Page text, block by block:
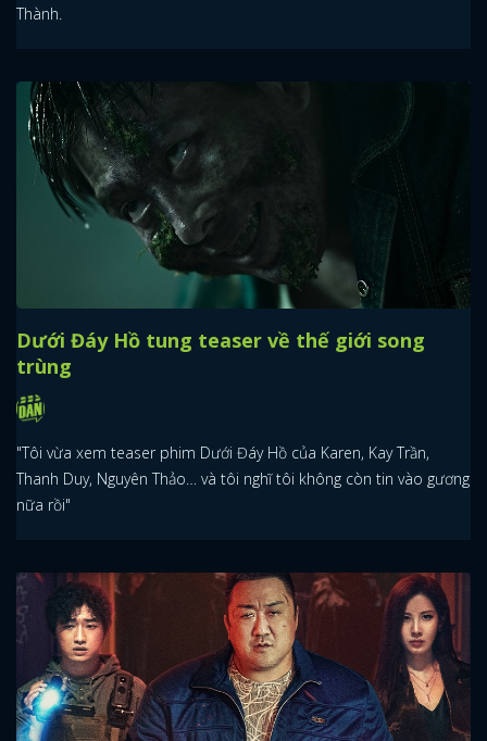
Thành.
Dưới Đáy Hồ tung teaser về thế giới song
trùng
"Tôi vừa xem teaser phim Dưới Đáy Hồ của Karen, Kay Trần,
Thanh Duy, Nguyên Thảo… và tôi nghĩ tôi không còn tin vào gương
nữa rồi"